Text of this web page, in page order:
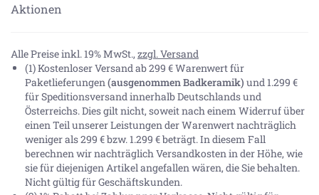
Aktionen
Alle Preise inkl. 19% MwSt., zzgl. Versand
(1) Kostenloser Versand ab 299 € Warenwert für
Paketlieferungen(ausgenommen Badkeramik) und 1.299 €
für Speditionsversand innerhalb Deutschlands und
Österreichs. Dies gilt nicht, soweit nach einem Widerruf über
einen Teil unserer Leistungen der Warenwert nachträglich
weniger als 299 € bzw. 1.299 € beträgt. In diesem Fall
berechnen wir nachträglich Versandkosten in der Höhe, wie
sie für diejenigen Artikel angefallen wären, die Sie behalten.
Nicht gültig für Geschäftskunden.